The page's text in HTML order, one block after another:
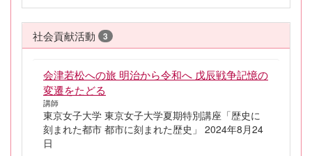
社会貢献活動 3
会津若松への旅 明治から令和へ 戊辰戦争記憶の
変遷をたどる
講師
東京女子大学 東京女子大学夏期特別講座「歴史に
刻まれた都市 都市に刻まれた歴史」 2024年8月24
日